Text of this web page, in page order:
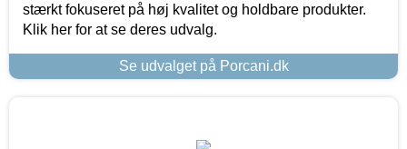
stærkt fokuseret på høj kvalitet og holdbare produkter.
Klik her for at se deres udvalg.
Se udvalget på Porcani.dk